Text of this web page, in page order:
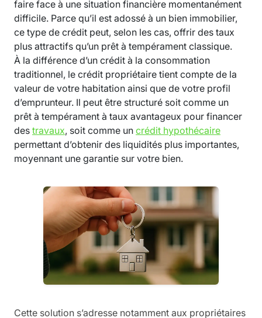
faire face à une situation financière momentanément
difficile. Parce qu’il est adossé à un bien immobilier,
ce type de crédit peut, selon les cas, offrir des taux
plus attractifs qu’un prêt à tempérament classique.
À la différence d’un crédit à la consommation
traditionnel, le crédit propriétaire tient compte de la
valeur de votre habitation ainsi que de votre profil
d’emprunteur. Il peut être structuré soit comme un
prêt à tempérament à taux avantageux pour financer
des travaux, soit comme un crédit hypothécaire
permettant d’obtenir des liquidités plus importantes,
moyennant une garantie sur votre bien.
Cette solution s’adresse notamment aux propriétaires